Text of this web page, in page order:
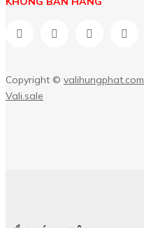
Copyright © valihungphat.com
Vali.sale